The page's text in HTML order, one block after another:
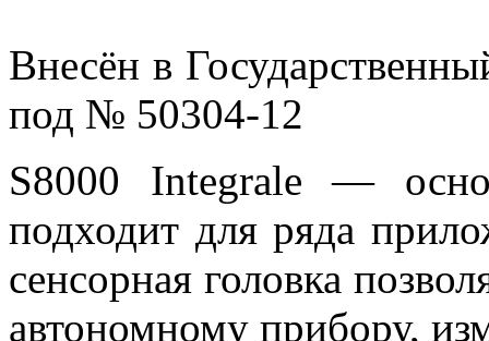
Внесён в
под № 50304-12
S8000 Integrale —
подходит для ряда
сенсорная головка
автономному прибору,